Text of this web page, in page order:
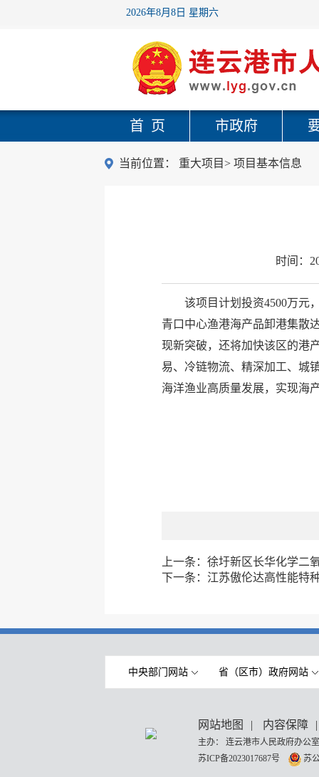
2026年8月8日 星期六
首 页 市政府
当前位置： 重大项目> 项目基本信息
时间：
该项目计划投资4500万元
青口中心渔港海产品卸港集散
现新突破，还将加快该区的港
易、冷链物流、精深加工、城
海洋渔业高质量发展，实现海
上一条： 徐圩新区长华化学二
下一条： 江苏傲伦达高性能特
中央部门网站 省（区市）政府网站
网站地图 | 内容保障 |
主办： 连云港市人民政府办
苏ICP备2023017687号
苏